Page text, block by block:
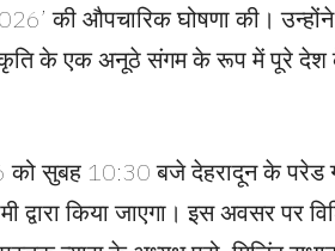
की औपचारिक घोषणा की। उन्होंने
के एक अनूठे संगम के रूप में पूरे
सुबह 10:30 बजे देहरादून के परेड
द्वारा किया जाएगा। इस अवसर पर